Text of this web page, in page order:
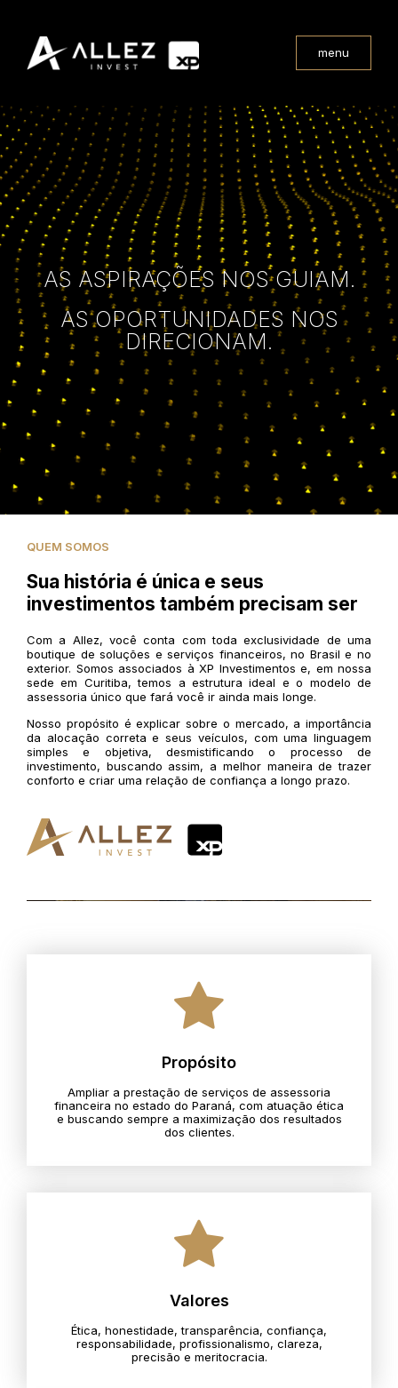
menu
AS ASPIRAÇÕES NOS GUIAM.
AS OPORTUNIDADES NOS
DIRECIONAM.
QUEM SOMOS
Sua história é única e seus
investimentos também precisam ser
Com a Allez, você conta com toda exclusividade de uma
boutique de soluções e serviços financeiros, no Brasil e no
exterior. Somos associados à XP Investimentos e, em nossa
sede em Curitiba, temos a estrutura ideal e o modelo de
assessoria único que fará você ir ainda mais longe.
Nosso propósito é explicar sobre o mercado, a importância
da alocação correta e seus veículos, com uma linguagem
simples e objetiva, desmistificando o processo de
investimento, buscando assim, a melhor maneira de trazer
conforto e criar uma relação de confiança a longo prazo.
Propósito
Ampliar a prestação de serviços de assessoria
financeira no estado do Paraná, com atuação ética
e buscando sempre a maximização dos resultados
dos clientes.
Valores
Ética, honestidade, transparência, confiança,
responsabilidade, profissionalismo, clareza,
precisão e meritocracia.​